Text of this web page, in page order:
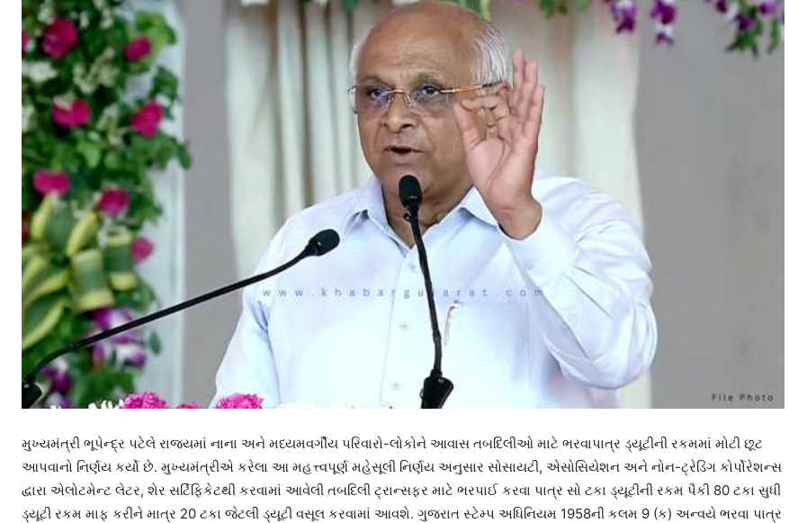
મુખ્યમંત્રી ભૂપેન્દ્ર પટેલે રાજ્યમાં નાના અને મધ્યમવર્ગીય પરિવારો-લોકોને આવાસ તબદિલીઓ માટે ભરવાપાત્ર ડ્યૂટીની રકમમાં મોટી છૂટ
આપવાનો નિર્ણય કર્યો છે. મુખ્યમંત્રીએ કરેલા આ મહત્ત્વપૂર્ણ મહેસૂલી નિર્ણય અનુસાર સોસાયટી, એસોસિયેશન અને નોન-ટ્રેડિંગ કોર્પોરેશન્સ
દ્વારા એલોટમેન્ટ લેટર, શેર સર્ટિફિકેટથી કરવામાં આવેલી તબદિલી ટ્રાન્સફર માટે ભરપાઈ કરવા પાત્ર સો ટકા ડ્યૂટીની રકમ પૈકી 80 ટકા સુધી
ડ્યૂટી રકમ માફ કરીને માત્ર 20 ટકા જેટલી ડ્યૂટી વસૂલ કરવામાં આવશે. ગુજરાત સ્ટેમ્પ અધિનિયમ 1958ની કલમ 9 (ક) અન્વયે ભરવા પાત્ર